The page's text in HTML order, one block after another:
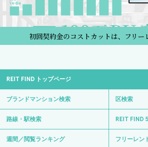
初回契約金のコストカットは、フリー
REIT FIND トップページ
ブランドマンション検索 区検索
路線・駅検索 REIT FIND
週間／閲覧ランキング フリーレン